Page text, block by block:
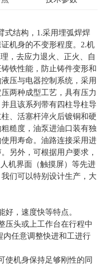
式结构，1.采用埋弧焊焊
机身的不变形程度。2.机
，去应力退火、正火、自
铁性能，防止铸件变形和
压与电器控制系统，采用
两种成型工艺，具有压力
且该系列带有四柱导柱导
、活塞杆淬火后镀铜和硬
糙度，油泵进油口装有独
用寿命。油路连接采用进
另外，可根据用户要求，
机界面（触摸屏）等先进
们可以特别设计生产，大
好，速度快等特点。
压头或上工作台在行程中
内任意调整快进和工进行
使机身保持足够刚性的同